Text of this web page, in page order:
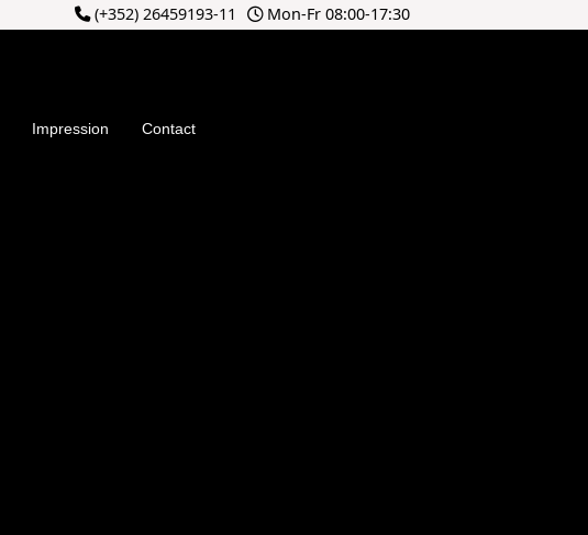
(+352) 26459193-11 Mon-Fr 08:00-17:30
Impression Contact